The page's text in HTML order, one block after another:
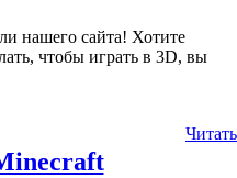
нашего сайта! Хотите
чтобы играть в 3D, вы
Читать